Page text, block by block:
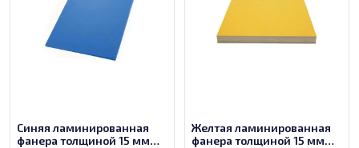
Синяя ламинированная
фанера толщиной 15 мм
Желтая ламинированная
фанера толщиной 15 мм